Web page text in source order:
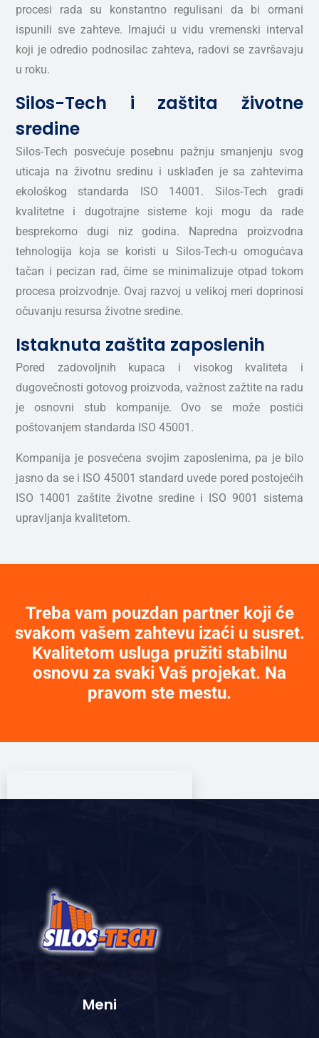
procesi rada su konstantno regulisani da bi ormani
ispunili sve zahteve. Imajući u vidu vremenski interval
koji je odredio podnosilac zahteva, radovi se završavaju
u roku.
Silos-Tech i zaštita životne
sredine
Silos-Tech posvećuje posebnu pažnju smanjenju svog
uticaja na životnu sredinu i usklađen je sa zahtevima
ekološkog standarda ISO 14001. Silos-Tech gradi
kvalitetne i dugotrajne sisteme koji mogu da rade
besprekorno dugi niz godina. Napredna proizvodna
tehnologija koja se koristi u Silos-Tech-u omogućava
tačan i pecizan rad, čime se minimalizuje otpad tokom
procesa proizvodnje. Ovaj razvoj u velikoj meri doprinosi
očuvanju resursa životne sredine.
Istaknuta zaštita zaposlenih
Pored zadovoljnih kupaca i visokog kvaliteta i
dugovečnosti gotovog proizvoda, važnost zažtite na radu
je osnovni stub kompanije. Ovo se može postići
poštovanjem standarda ISO 45001.
Kompanija je posvećena svojim zaposlenima, pa je bilo
jasno da se i ISO 45001 standard uvede pored postojećih
ISO 14001 zaštite životne sredine i ISO 9001 sistema
upravljanja kvalitetom.
Treba vam pouzdan partner koji će
svakom vašem zahtevu izaći u susret.
Kvalitetom usluga pružiti stabilnu
osnovu za svaki Vaš projekat. Na
pravom ste mestu.
Meni